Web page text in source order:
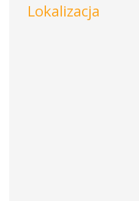
Lokalizacja